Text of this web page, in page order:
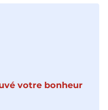
votre bonheur